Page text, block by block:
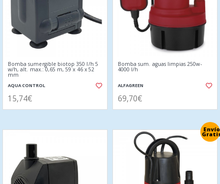
Bomba sumergible biotop 350 l/h 5
w/h, alt. max.: 0,65 m, 59 x 46 x 52
mm
AQUA CONTROL
15,74€
Bomba sum. aguas limpias 250w-
4000 l/h
ALFAGREEN
69,70€
Envío